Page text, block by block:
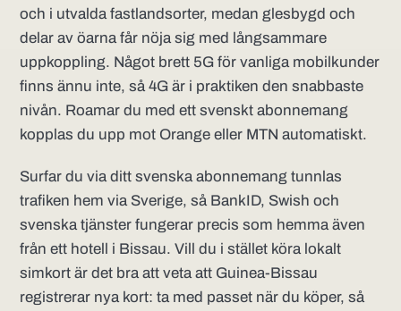
och i utvalda fastlandsorter, medan glesbygd och
delar av öarna får nöja sig med långsammare
uppkoppling. Något brett 5G för vanliga mobilkunder
finns ännu inte, så 4G är i praktiken den snabbaste
nivån. Roamar du med ett svenskt abonnemang
kopplas du upp mot Orange eller MTN automatiskt.
Surfar du via ditt svenska abonnemang tunnlas
trafiken hem via Sverige, så BankID, Swish och
svenska tjänster fungerar precis som hemma även
från ett hotell i Bissau. Vill du i stället köra lokalt
simkort är det bra att veta att Guinea-Bissau
registrerar nya kort: ta med passet när du köper, så